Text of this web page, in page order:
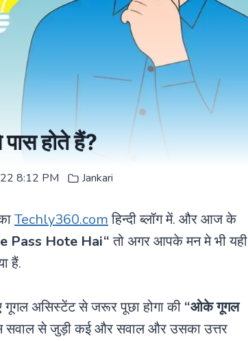
होते हैं?
8:12 PM Jankari
Techly360.comहिन्दी ब्लॉग में. और आज के
Pass Hote Hai“तो अगर आपके मन मे भी यही
हैं.
गूगल असिस्टेंट से जरूर पूछा होगा की “ओके गूगल
से जुड़ी कई और सवाल और उसका उत्तर